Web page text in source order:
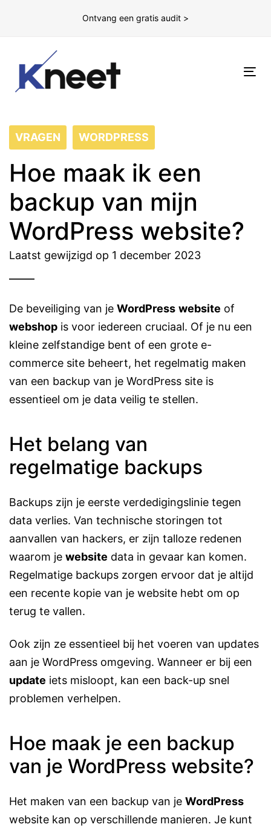
Ontvang een gratis audit >
VRAGEN WORDPRESS
Hoe maak ik een
backup van mijn
WordPress website?
Laatst gewijzigd op 1 december 2023
De beveiliging van je WordPress website of
webshop is voor iedereen cruciaal. Of je nu een
kleine zelfstandige bent of een grote e-
commerce site beheert, het regelmatig maken
van een backup van je WordPress site is
essentieel om je data veilig te stellen.
Het belang van
regelmatige backups
Backups zijn je eerste verdedigingslinie tegen
data verlies. Van technische storingen tot
aanvallen van hackers, er zijn talloze redenen
waarom je website data in gevaar kan komen.
Regelmatige backups zorgen ervoor dat je altijd
een recente kopie van je website hebt om op
terug te vallen.
Ook zijn ze essentieel bij het voeren van updates
aan je WordPress omgeving. Wanneer er bij een
update iets misloopt, kan een back-up snel
problemen verhelpen.
Hoe maak je een backup
van je WordPress website?
Het maken van een backup van je WordPress
website kan op verschillende manieren. Je kunt